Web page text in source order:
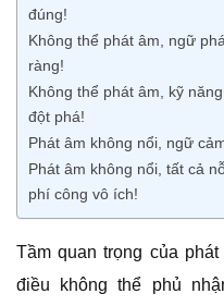
đúng!
Không thể phát âm, ngữ
ràng!
Không thể phát âm, kỹ
đột phá!
Phát âm không nổi, ngữ
Phát âm không nổi, tất cả
phí công vô ích!
Tầm quan trọng của
điều không thể phủ